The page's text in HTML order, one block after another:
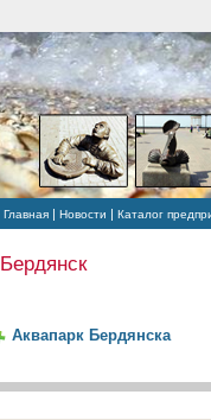
Главная | Новости | Каталог
Бердянск
Аквапарк Бердянска